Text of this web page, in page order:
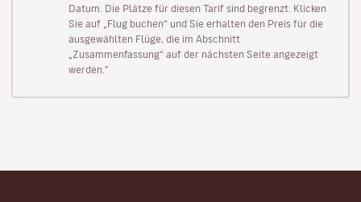
Datum. Die Plätze für diesen Tarif sind begrenzt. Klicken
Sie auf „Flug buchen“ und Sie erhalten den Preis für die
ausgewählten Flüge, die im Abschnitt
„Zusammenfassung“ auf der nächsten Seite angezeigt
werden."